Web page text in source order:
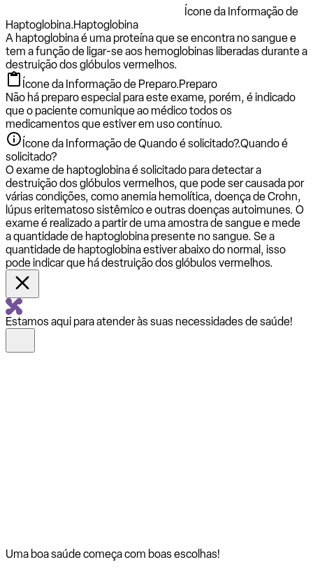
Ícone da Informação de
Haptoglobina.Haptoglobina
A haptoglobina é uma proteína que se encontra no sangue e
tem a função de ligar-se aos hemoglobinas liberadas durante a
destruição dos glóbulos vermelhos.
Ícone da Informação de Preparo.Preparo
Não há preparo especial para este exame, porém, é indicado
que o paciente comunique ao médico todos os
medicamentos que estiver em uso contínuo.
Ícone da Informação de Quando é solicitado?.Quando é
solicitado?
O exame de haptoglobina é solicitado para detectar a
destruição dos glóbulos vermelhos, que pode ser causada por
várias condições, como anemia hemolítica, doença de Crohn,
lúpus eritematoso sistêmico e outras doenças autoimunes. O
exame é realizado a partir de uma amostra de sangue e mede
a quantidade de haptoglobina presente no sangue. Se a
quantidade de haptoglobina estiver abaixo do normal, isso
pode indicar que há destruição dos glóbulos vermelhos.
Estamos aqui para atender às suas necessidades de saúde!
Uma boa saúde começa com boas escolhas!